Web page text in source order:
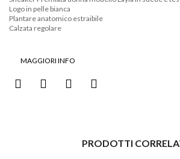
Logo in pelle bianca
Plantare anatomico estraibile
Calzata regolare
MAGGIORI INFO
PRODOTTI